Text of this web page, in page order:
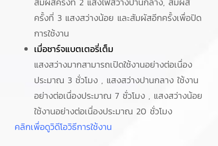
ครั้งที่ 3 แสงสว่างน้อย และสัมผัสอีกครั้งเพื่อปิด
การใช้งาน
เมื่อชาร์จแบตเตอรี่เต็ม
แสงสว่างมากสามารถเปิดใช้งานอย่างต่อเนื่อง
ประมาณ 3 ชั่วโมง , แสงสว่างปานกลาง ใช้งาน
อย่างต่อเนื่องประมาณ 7 ชั่วโมง , แสงสว่างน้อย
ใช้งานอย่างต่อเนื่องประมาณ 20 ชั่วโมง
คลิกเพื่อดูวิดีโอวิธีการใช้งาน